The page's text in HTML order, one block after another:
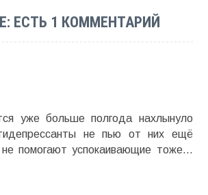
ЕСТЬ 1 КОММЕНТАРИЙ
уже больше полгода нахлынуло
не пью от них ещё
помогают успокаивающие тоже…